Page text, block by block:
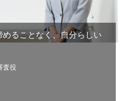
ることなく、自分らしい
査役